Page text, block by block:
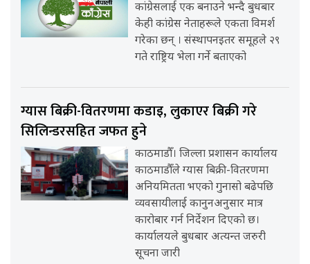
कांग्रेसलाई एक बनाउने भन्दै बुधबार
केही कांग्रेस नेताहरूले एकता विमर्श
गरेका छन् । संस्थापनइतर समूहले २९
गते राष्ट्रिय भेला गर्ने बताएको
ग्यास बिक्री-वितरणमा कडाइ, लुकाएर बिक्री गरे
सिलिन्डरसहित जफत हुने
काठमाडौँ। जिल्ला प्रशासन कार्यालय
काठमाडौँले ग्यास बिक्री-वितरणमा
अनियमितता भएको गुनासो बढेपछि
व्यवसायीलाई कानुनअनुसार मात्र
कारोबार गर्न निर्देशन दिएको छ।
कार्यालयले बुधबार अत्यन्त जरुरी
सूचना जारी